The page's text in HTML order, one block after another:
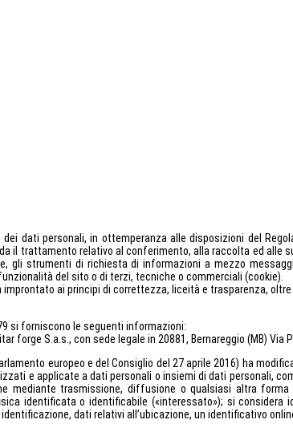
dati personali, in ottemperanza alle disposizioni del
il trattamento relativo al conferimento, alla raccolta ed alle
gli strumenti di richiesta di informazioni a mezzo
del sito o di terzi, tecniche o commerciali (cookie).
improntato ai principi di correttezza, liceità e trasparenza,
si forniscono le seguenti informazioni:
forge S.a.s., con sede legale in 20881, Bernareggio (MB) Via
europeo e del Consiglio del 27 aprile 2016) ha
e applicate a dati personali o insiemi di dati personali,
mediante trasmissione, diffusione o qualsiasi altra
identificata o identificabile («interessato»); si
dati relativi all’ubicazione, un identificativo